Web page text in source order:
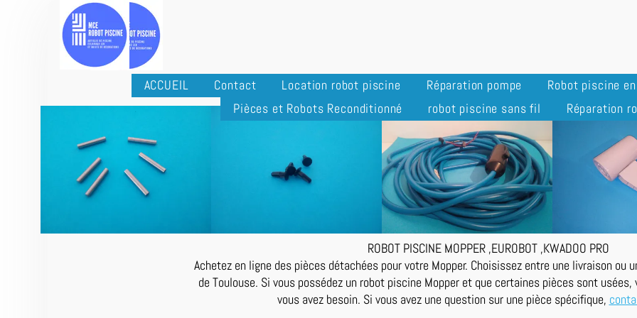
ACCUEIL Contact Location robot piscine Réparation pompe
Robot piscine
Pièces et Robots Reconditionné
robot piscine sans fil Réparation
ROBOT PISCINE MOPPER ,EUROBOT ,KWADOO PRO
Achetez en ligne des pièces détachées pour votre Mopper. Choisissez entre une livraison ou
de Toulouse. Si vous possédez un robot piscine Mopper et que certaines pièces sont
vous avez besoin. Si vous avez une question sur une pièce spécifique,